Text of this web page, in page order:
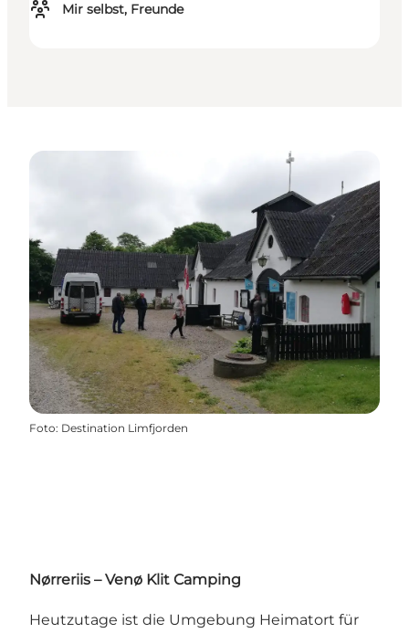
Mir selbst, Freunde
Foto: Destination Limfjorden
Nørreriis – Venø Klit Camping
Heutzutage ist die Umgebung Heimatort für